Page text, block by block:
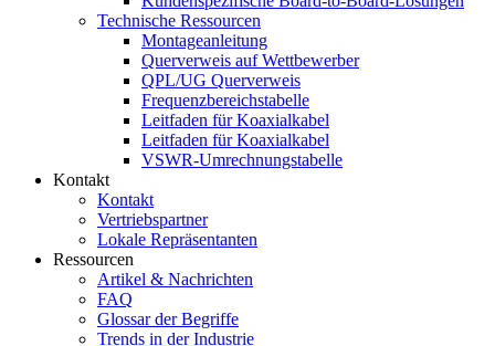
Technische Ressourcen
Montageanleitung
Querverweis auf Wettbewerber
QPL/UG Querverweis
Frequenzbereichstabelle
Leitfaden für Koaxialkabel
Leitfaden für Koaxialkabel
VSWR-Umrechnungstabelle
Kontakt
Kontakt
Vertriebspartner
Lokale Repräsentanten
Ressourcen
Artikel & Nachrichten
FAQ
Glossar der Begriffe
Trends in der Industrie